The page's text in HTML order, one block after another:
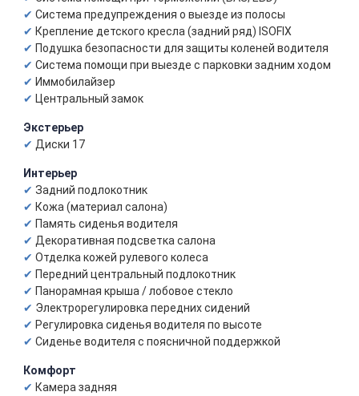
Система предупреждения о выезде из полосы
Крепление детского кресла (задний ряд) ISOFIX
Подушка безопасности для защиты коленей водителя
Система помощи при выезде с парковки задним ходом
Иммобилайзер
Центральный замок
Экстерьер
Диски 17
Интерьер
Задний подлокотник
Кожа (материал салона)
Память сиденья водителя
Декоративная подсветка салона
Отделка кожей рулевого колеса
Передний центральный подлокотник
Панорамная крыша / лобовое стекло
Электрорегулировка передних сидений
Регулировка сиденья водителя по высоте
Сиденье водителя с поясничной поддержкой
Комфорт
Камера задняя